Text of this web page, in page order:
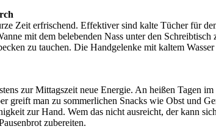
Zeit erfrischend. Effektiver sind kalte Tücher für
mit dem belebenden Nass unter den
zu tauchen. Die Handgelenke mit kaltem
zur Mittagszeit neue Energie. An heißen Tagen
greift man zu sommerlichen Snacks wie Obst und
zur Hand. Wem das nicht ausreicht, der kann
zubereiten.